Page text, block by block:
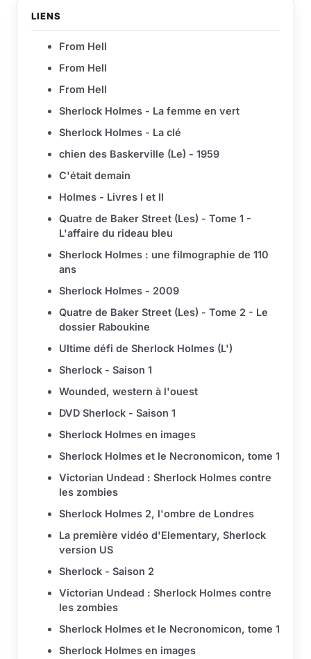
LIENS
From Hell
From Hell
From Hell
Sherlock Holmes - La femme en vert
Sherlock Holmes - La clé
chien des Baskerville (Le) - 1959
C'était demain
Holmes - Livres I et II
Quatre de Baker Street (Les) - Tome 1 -
L'affaire du rideau bleu
Sherlock Holmes : une filmographie de 110
ans
Sherlock Holmes - 2009
Quatre de Baker Street (Les) - Tome 2 - Le
dossier Raboukine
Ultime défi de Sherlock Holmes (L')
Sherlock - Saison 1
Wounded, western à l'ouest
DVD Sherlock - Saison 1
Sherlock Holmes en images
Sherlock Holmes et le Necronomicon, tome 1
Victorian Undead : Sherlock Holmes contre
les zombies
Sherlock Holmes 2, l'ombre de Londres
La première vidéo d'Elementary, Sherlock
version US
Sherlock - Saison 2
Victorian Undead : Sherlock Holmes contre
les zombies
Sherlock Holmes et le Necronomicon, tome 1
Sherlock Holmes en images